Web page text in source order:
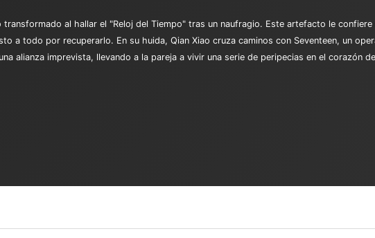
al hallar el "Reloj del Tiempo" tras un naufragio. Este artefacto le
a todo por recuperarlo. En su huida, Qian Xiao cruza caminos con Seventeen, un
alianza imprevista, llevando a la pareja a vivir una serie de peripecias en el corazón